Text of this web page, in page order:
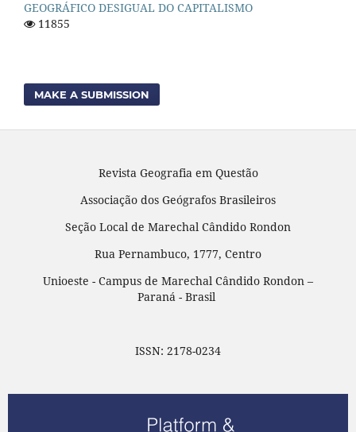
GEOGRÁFICO DESIGUAL DO CAPITALISMO
11855
MAKE A SUBMISSION
Revista Geografia em Questão
Associação dos Geógrafos Brasileiros
Seção Local de Marechal Cândido Rondon
Rua Pernambuco, 1777, Centro
Unioeste - Campus de Marechal Cândido Rondon –
Paraná - Brasil
ISSN: 2178-0234